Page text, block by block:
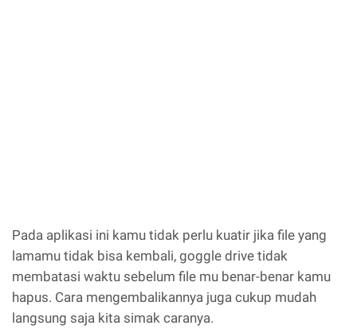
Pada aplikasi ini kamu tidak perlu kuatir jika file yang
lamamu tidak bisa kembali, goggle drive tidak
membatasi waktu sebelum file mu benar-benar kamu
hapus. Cara mengembalikannya juga cukup mudah
langsung saja kita simak caranya.